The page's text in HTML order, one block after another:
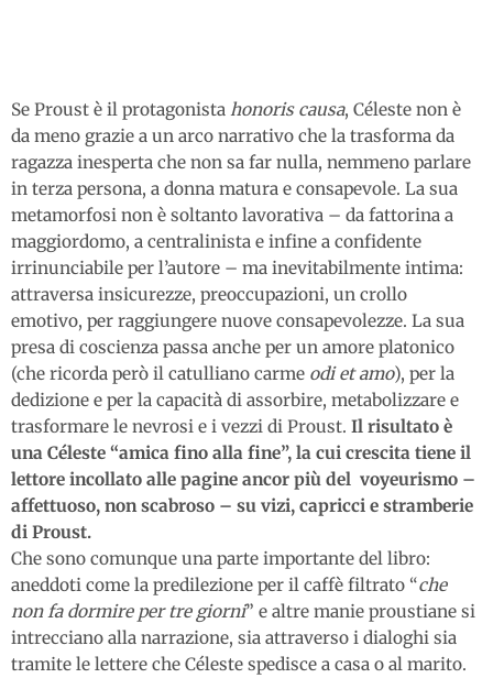
Se Proust è il protagonista honoris causa, Céleste non è
da meno grazie a un arco narrativo che la trasforma da
ragazza inesperta che non sa far nulla, nemmeno parlare
in terza persona, a donna matura e consapevole. La sua
metamorfosi non è soltanto lavorativa – da fattorina a
maggiordomo, a centralinista e infine a confidente
irrinunciabile per l’autore – ma inevitabilmente intima:
attraversa insicurezze, preoccupazioni, un crollo
emotivo, per raggiungere nuove consapevolezze. La sua
presa di coscienza passa anche per un amore platonico
(che ricorda però il catulliano carme odi et amo), per la
dedizione e per la capacità di assorbire, metabolizzare e
trasformare le nevrosi e i vezzi di Proust. Il risultato è
una Céleste “amica fino alla fine”, la cui crescita tiene il
lettore incollato alle pagine ancor più del voyeurismo –
affettuoso, non scabroso – su vizi, capricci e stramberie
di Proust.
Che sono comunque una parte importante del libro:
aneddoti come la predilezione per il caffè filtrato “che
non fa dormire per tre giorni” e altre manie proustiane si
intrecciano alla narrazione, sia attraverso i dialoghi sia
tramite le lettere che Céleste spedisce a casa o al marito.